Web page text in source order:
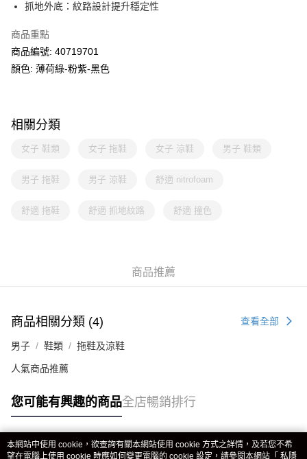
抓地外底：紋路設計提升穩定性
商品重點
商品編號: 40719701
顏色: 薄荷綠-粉紫-黑色
相關分類
女子 鞋類 女子 拖鞋 女子 涼鞋 男子 鞋類
男子 拖鞋 男子 涼鞋 舒適 nitrofoam
舒適 拖鞋 舒適 抓地紋路 舒適 撞色
商品推薦
商品相關分類 (4) 查看全部
男子 鞋類 拖鞋及涼鞋
人氣商品推薦
您可能有興趣的商品全店暢銷排行
熱門標籤
本網站中使用 cookie，欲查詢有關本網站使用 cookie 方式之詳情，及若您不希
望在電腦上使用 cookie 時應如何變更電腦的 cookie 設定，請參閱本網站「 私隱